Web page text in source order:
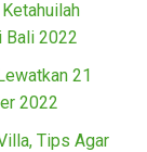
Bali 2022
21
2022
Tips Agar